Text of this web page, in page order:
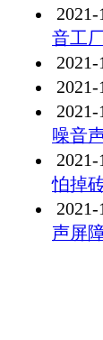
2021-
音工
2021-
2021-
2021-
噪音
2021-
怕掉
2021-
声屏